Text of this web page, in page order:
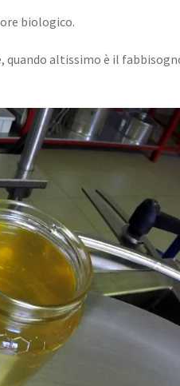
biologico.
quando altissimo è il